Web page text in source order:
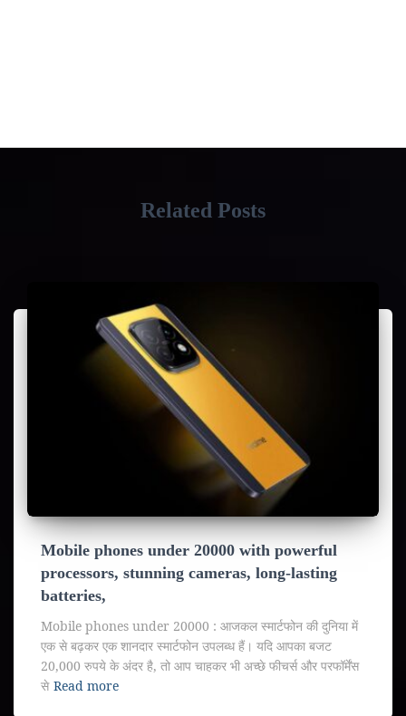
Related Posts
Mobile phones under 20000 with powerful
processors, stunning cameras, long-lasting
batteries,
Mobile phones under 20000 : आजकल स्मार्टफोन की दुनिया में
एक से बढ़कर एक शानदार स्मार्टफोन उपलब्ध हैं। यदि आपका बजट
20,000 रुपये के अंदर है, तो आप चाहकर भी अच्छे फीचर्स और परफॉर्मेंस
से Read more